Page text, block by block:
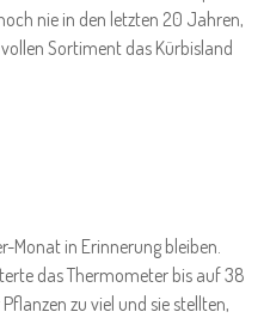
nie in den letzten 20 Jahren,
Sortiment das Kürbisland
Monat in Erinnerung bleiben.
das Thermometer bis auf 38
zu viel und sie stellten,